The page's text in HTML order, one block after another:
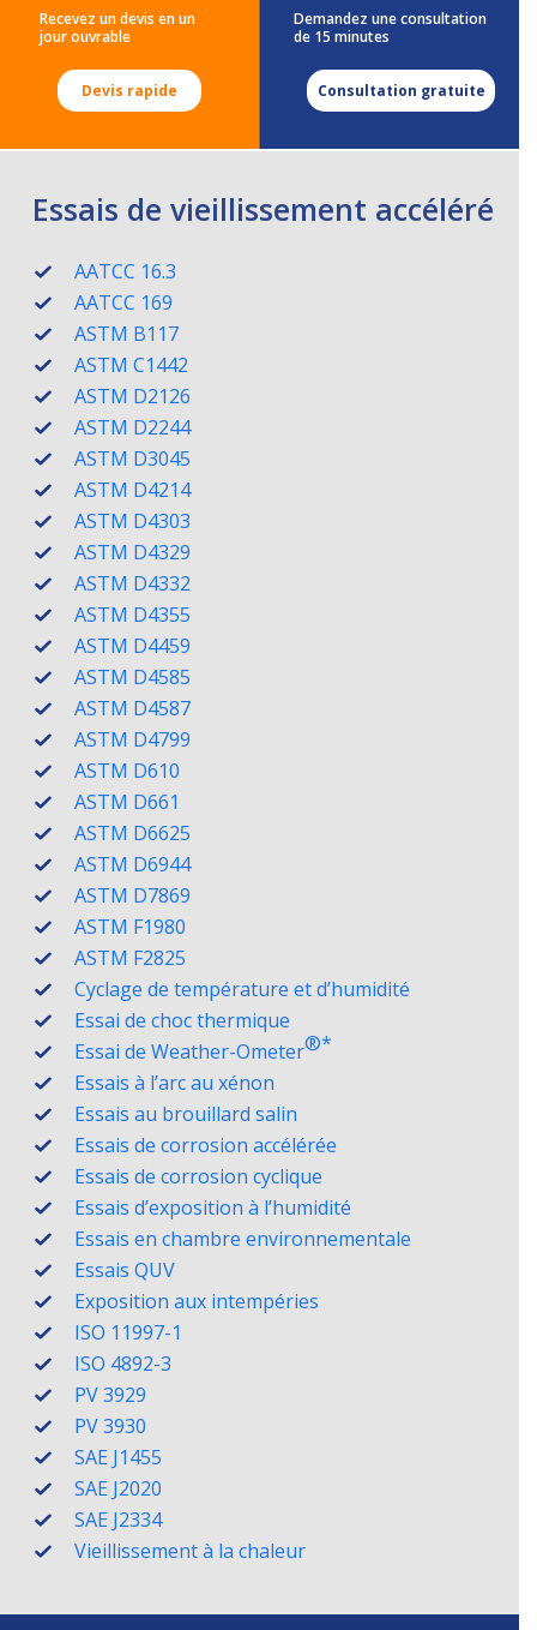
Recevez un devis en un
jour ouvrable
Devis rapide
Demandez une consultation
de 15 minutes
Consultation gratuite
Essais de vieillissement accéléré
AATCC 16.3
AATCC 169
ASTM B117
ASTM C1442
ASTM D2126
ASTM D2244
ASTM D3045
ASTM D4214
ASTM D4303
ASTM D4329
ASTM D4332
ASTM D4355
ASTM D4459
ASTM D4585
ASTM D4587
ASTM D4799
ASTM D610
ASTM D661
ASTM D6625
ASTM D6944
ASTM D7869
ASTM F1980
ASTM F2825
Cyclage de température et d’humidité
Essai de choc thermique
Essai de Weather-Ometer®️*
Essais à l’arc au xénon
Essais au brouillard salin
Essais de corrosion accélérée
Essais de corrosion cyclique
Essais d’exposition à l’humidité
Essais en chambre environnementale
Essais QUV
Exposition aux intempéries
ISO 11997-1
ISO 4892-3
PV 3929
PV 3930
SAE J1455
SAE J2020
SAE J2334
Vieillissement à la chaleur